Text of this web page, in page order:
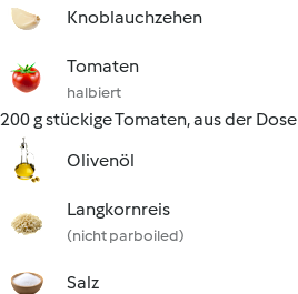
Knoblauchzehen
Tomaten
halbiert
200 g stückige Tomaten, aus der Dose
Olivenöl
Langkornreis
(nicht parboiled)
Salz